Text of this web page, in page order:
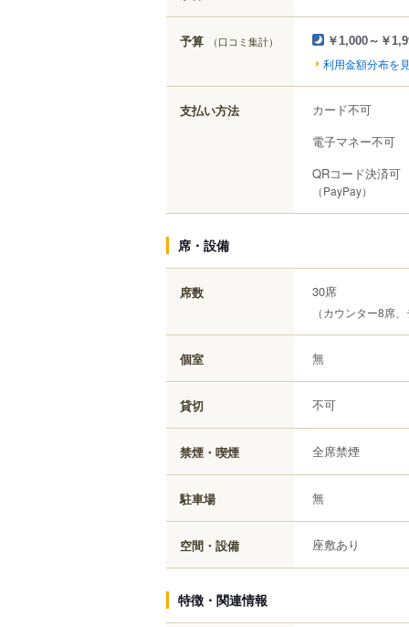
予算 （口コミ集計） ￥1,000～￥
利用金額分布を
支払い方法
カード不可
電子マネー不可
QRコード決済可
（PayPay）
席・設備
席数 30席
（カウンター8席
個室 無
貸切 不可
禁煙・喫煙 全席禁煙
駐車場 無
空間・設備 座敷あり
特徴・関連情報